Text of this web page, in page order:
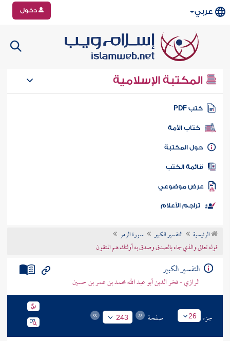
عربي دخول
المكتبة الإسلامية
كتب PDF
كتاب الأمة
المكتبة
الكتب
موضوعي
تراجم الأعلام
الرئيسية التفسير الكبير
سورة الزمر
قوله تعالى والذي جاء بالصدق وصدق به أولئك هم المتقون
التفسير الكبير
الرازي - فخر الدين أبو عبد الله محمد بن عمر بن حسين
جزء 26 صفحة 243